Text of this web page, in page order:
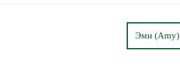
Эми (Amy)